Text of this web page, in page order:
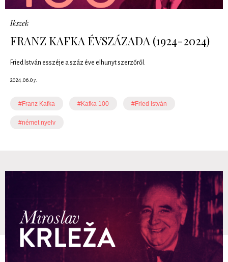
Ikszek
FRANZ KAFKA ÉVSZÁZADA (1924-2024)
Fried István esszéje a száz éve elhunyt szerzőről.
2024.06.07.
#Franz Kafka #Kafka 100 #Fried István
#német nyelv